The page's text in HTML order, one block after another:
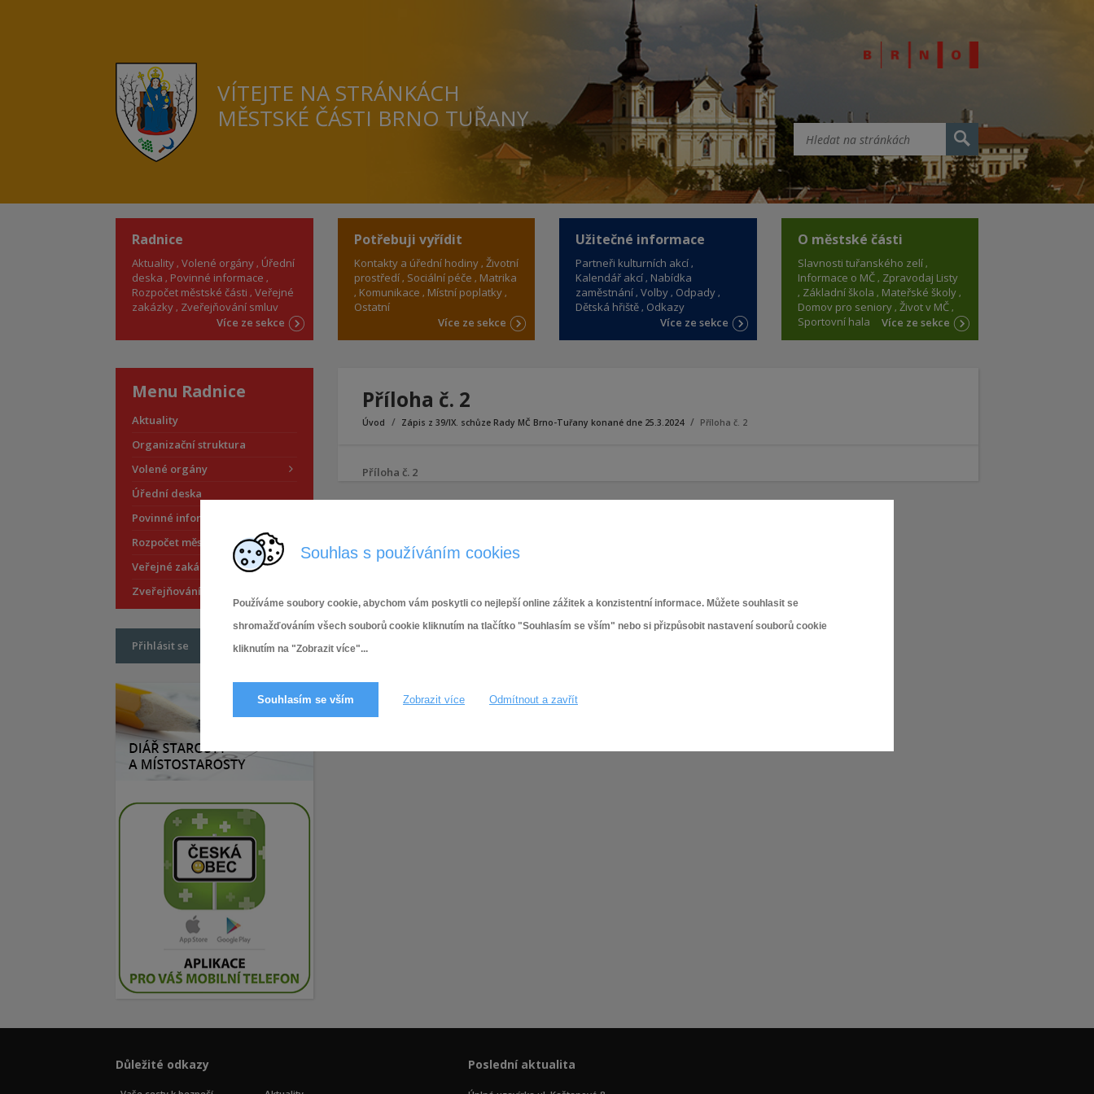
Souhlas s používáním cookies
Používáme soubory cookie, abychom vám poskytli co nejlepší online zážitek a konzistentní informace. Můžete souhlasit se
shromažďováním všech souborů cookie kliknutím na tlačítko "Souhlasím se vším" nebo si přizpůsobit nastavení souborů cookie
kliknutím na "Zobrazit více"...
Souhlasím se vším Zobrazit více Odmítnout a zavřít
VÍTEJTE NA STRÁNKÁCH
MĚSTSKÉ ČÁSTI BRNO TUŘANY
Radnice
Aktuality Volené orgány Úřední
deska
Povinné informace
Rozpočet městské části Veřejné
zakázky Zveřejňování smluv
Více ze sekce
Potřebuji vyřídit
Kontakty a úřední hodiny Životní
prostředí Sociální péče
Matrika
Komunikace
Místní poplatky
Ostatní
Více ze sekce
Užitečné informace
Partneři kulturních akcí
Kalendář akcí Nabídka
zaměstnání Volby Odpady
Dětská hřiště Odkazy
Více ze sekce
O městské části
Slavnosti tuřanského zelí
Informace o MČ Zpravodaj Listy
Základní škola
Mateřské školy
Domov pro seniory Život v MČ
Sportovní hala
Více ze sekce
Příloha č. 2
Úvod Zápis z 39/IX. schůze Rady MČ Brno-Tuřany konané dne 25.3.2024 Příloha č. 2
Příloha č. 2
Menu Radnice
Aktuality
Organizační struktura
Volené orgány
Úřední deska
Povinné informace
Rozpočet městské části
Veřejné zakázky
Zveřejňování smluv
Přihlásit se
Důležité odkazy Poslední aktualita